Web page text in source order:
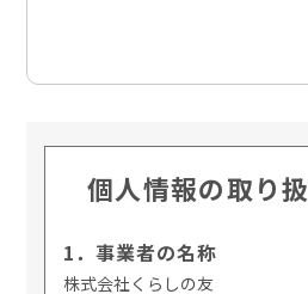
個人情報の取り
1．事業者の名称
株式会社くらしの友